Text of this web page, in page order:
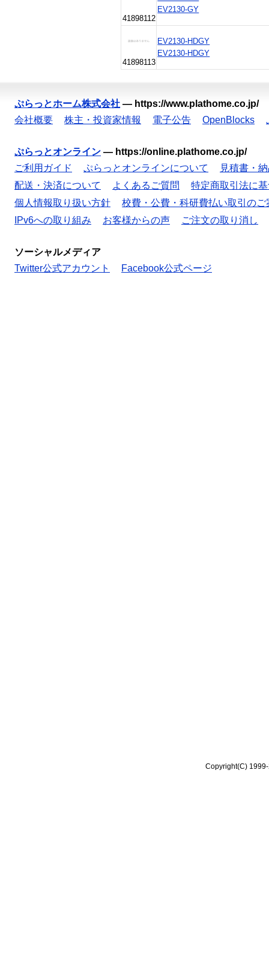
41898112
EV2130-GY
41898113
EV2130-HDGY
EV2130-HDGY
ぷらっとホーム株式会社 — https://www.plathome.co.jp/
会社概要
株主・投資家情報 電子公告 OpenBlocks
ぷらっとオンライン — https://online.plathome.co.jp/
ご利用ガイド
ぷらっとオンラインについて
見積書・
配送・決済について
よくあるご質問
特定商取引法に
個人情報取り扱い方針
校費・公費・科研費払い取引のご
IPv6への取り組み
お客様からの声 ご注文の取り消し
ソーシャルメディア
Twitter公式アカウント
Facebook公式ページ
Copyright(C)